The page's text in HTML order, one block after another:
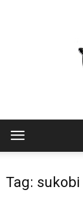
Tag: sukobi